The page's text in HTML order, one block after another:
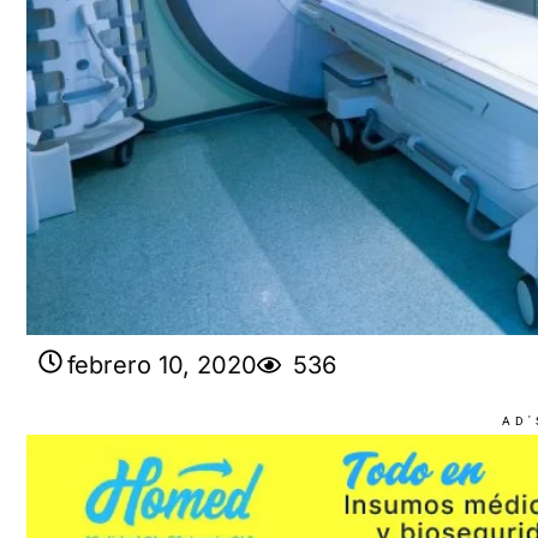
febrero 10, 2020 536